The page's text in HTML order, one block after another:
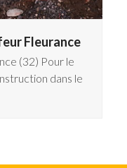
Fleurance
(32) Pour le
dans le